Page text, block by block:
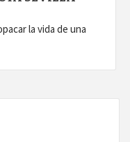
la vida de una